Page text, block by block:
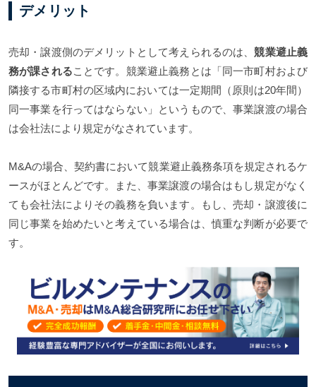
デメリット
売却・譲渡側のデメリットとして考えられるのは、競業避止義
務が課されることです。競業避止義務とは「同一市町村および
隣接する市町村の区域内においては一定期間（原則は20年間）
同一事業を行ってはならない」というもので、事業譲渡の場合
は会社法により規定がなされています。
M&Aの場合、契約書において競業避止義務条項を規定されるケ
ースがほとんどです。また、事業譲渡の場合はもし規定がなく
ても会社法によりその義務を負います。もし、売却・譲渡後に
同じ事業を始めたいと考えている場合は、慎重な判断が必要で
す。